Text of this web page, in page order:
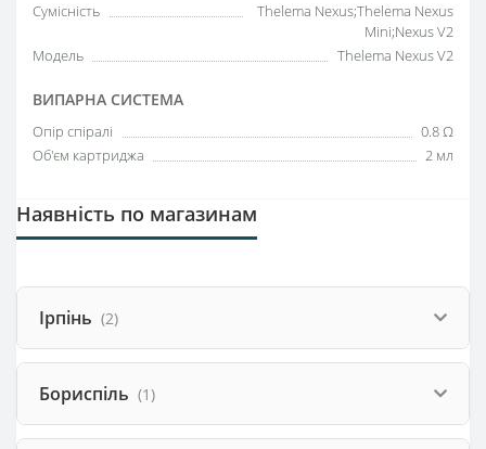
Сумісність
Thelema Nexus;Thelema Nexus
Mini;Nexus V2
Модель
Thelema Nexus V2
ВИПАРНА СИСТЕМА
Опір спіралі
0.8 Ω
Об'єм картриджа
2 мл
Наявність по магазинам
Ірпінь (2)
Бориспіль (1)